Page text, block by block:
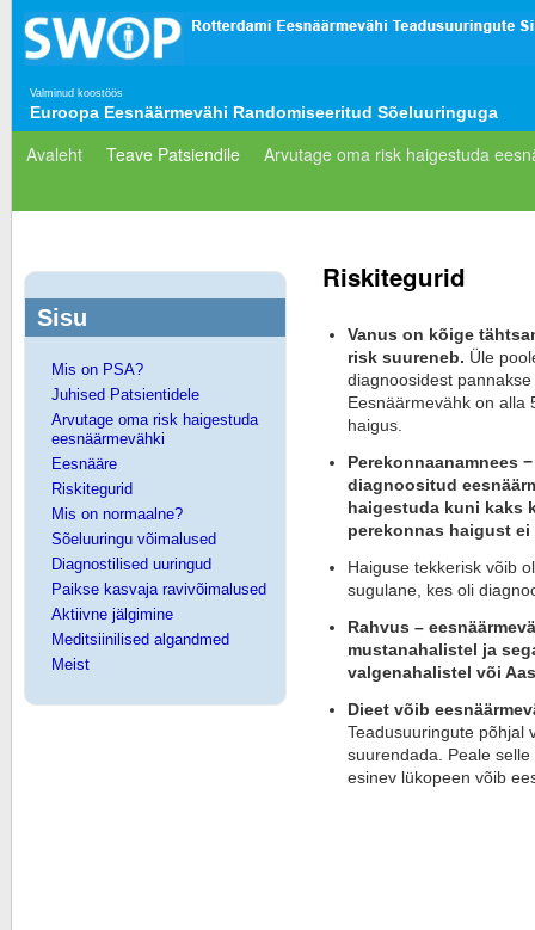
Valminud koostöös
Euroopa Eesnäärmevähi Randomiseeritud Sõeluuringuga
Avaleht Teave Patsiendile Arvutage oma risk haigestuda
Riskitegurid
Vanus on kõige
risk suureneb. Üle
diagnoosidest
Eesnäärmevähk on alla
haigus.
Perekonnaanamnees
diagnoositud
haigestuda kuni kaks
perekonnas haigust ei
Haiguse tekkerisk võib
sugulane, kes oli
Rahvus –
mustanahalistel ja
valgenahalistel või
Dieet võib
Teadusuuringute põhjal
suurendada. Peale
esinev lükopeen võib
Sisu
Mis on PSA?
Juhised Patsientidele
Arvutage oma risk haigestuda
eesnäärmevähki
Eesnääre
Riskitegurid
Mis on normaalne?
Sõeluuringu võimalused
Diagnostilised uuringud
Paikse kasvaja ravivõimalused
Aktiivne jälgimine
Meditsiinilised algandmed
Meist